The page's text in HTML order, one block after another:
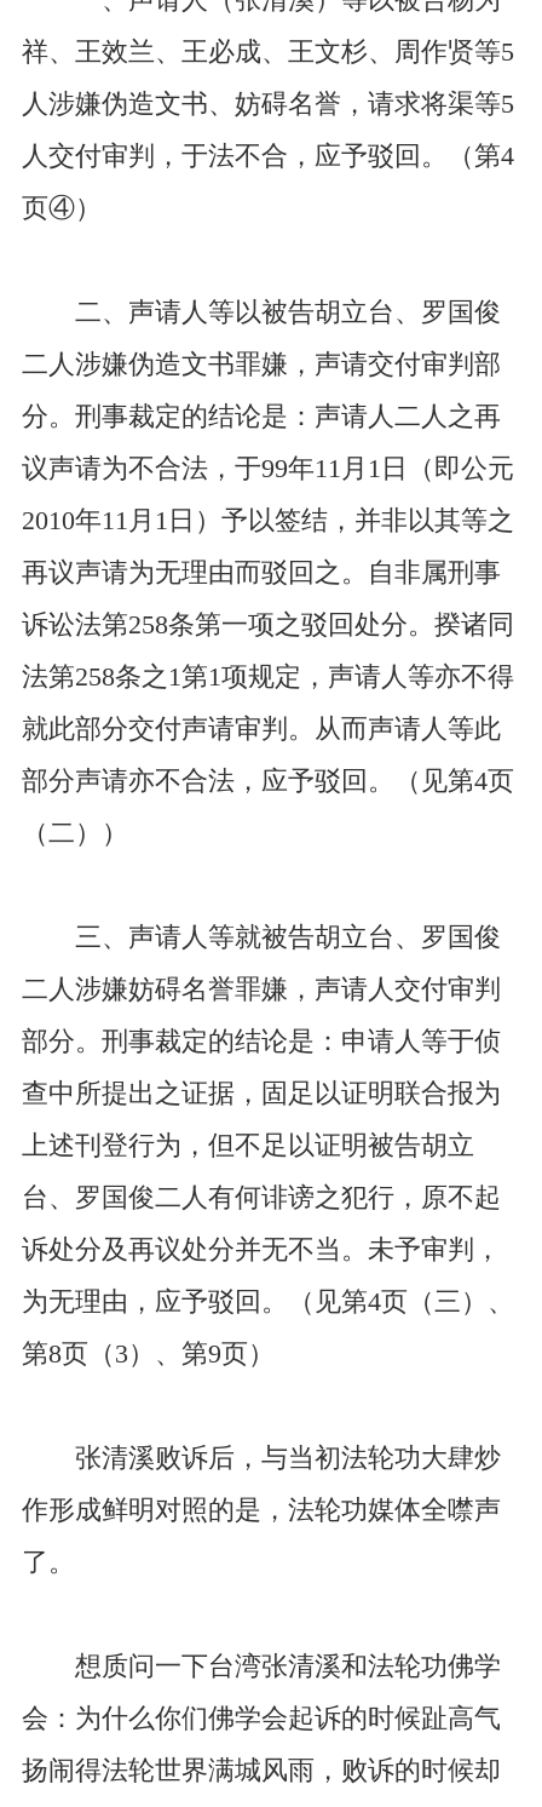
祥、王效兰、王必成、王文杉、周作贤等5
人涉嫌伪造文书、妨碍名誉，请求将渠等5
人交付审判，于法不合，应予驳回。（第4
页④）
二、声请人等以被告胡立台、罗国俊
二人涉嫌伪造文书罪嫌，声请交付审判部
分。刑事裁定的结论是：声请人二人之再
议声请为不合法，于99年11月1日（即公元
2010年11月1日）予以签结，并非以其等之
再议声请为无理由而驳回之。自非属刑事
诉讼法第258条第一项之驳回处分。揆诸同
法第258条之1第1项规定，声请人等亦不得
就此部分交付声请审判。从而声请人等此
部分声请亦不合法，应予驳回。（见第4页
（二））
三、声请人等就被告胡立台、罗国俊
二人涉嫌妨碍名誉罪嫌，声请人交付审判
部分。刑事裁定的结论是：申请人等于侦
查中所提出之证据，固足以证明联合报为
上述刊登行为，但不足以证明被告胡立
台、罗国俊二人有何诽谤之犯行，原不起
诉处分及再议处分并无不当。未予审判，
为无理由，应予驳回。（见第4页（三）、
第8页（3）、第9页）
张清溪败诉后，与当初法轮功大肆炒
作形成鲜明对照的是，法轮功媒体全噤声
了。
想质问一下台湾张清溪和法轮功佛学
会：为什么你们佛学会起诉的时候趾高气
扬闹得法轮世界满城风雨，败诉的时候却